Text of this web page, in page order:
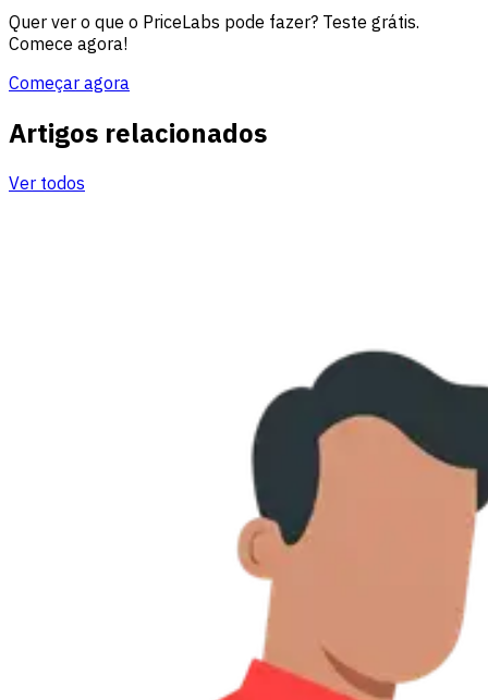
Quer ver o que o PriceLabs pode fazer? Teste grátis.
Comece agora!
Começar agora
Artigos relacionados
Ver todos